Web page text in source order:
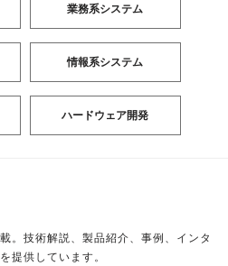
業務系システム
情報系システム
ハードウェア開発
。技術解説、製品紹介、事例、インタ
提供しています。